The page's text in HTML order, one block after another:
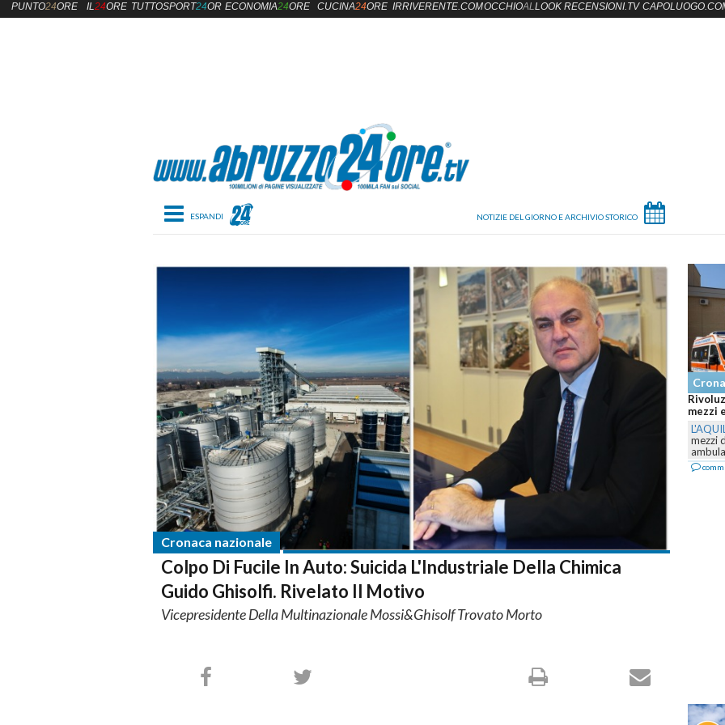
Toggle navigation
Cronaca nazionale
Colpo Di Fucile In Auto: Suicida L'Industriale Della Chimica
Guido Ghisolfi. Rivelato Il Motivo
Vicepresidente Della Multinazionale Mossi&Ghisolf Trovato Morto
mezzi
mezzi
PUNTO24ORE IL24ORE TUTTOSPORT24OREECONOMIA24ORE CUCINA24ORE IRRIVERENTE.COMOCCHIOALLOOK RECENSIONI.TV